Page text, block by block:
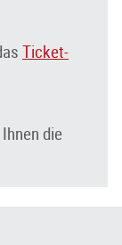
Ticket-
die